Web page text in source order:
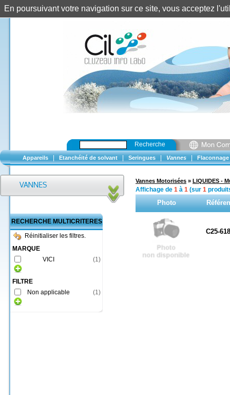
Recherche
Appareils Etanchéité de solvant Seringues Vannes Flaconnage
RECHERCHE MULTICRITERES
Réinitialiser les filtres.
MARQUE
VICI
(1)
FILTRE
Non applicable
(1)
Vannes Motorisées » LIQUIDES -
Affichage de 1 à 1 (sur 1
Photo
C25-
En poursuivant votre navigation sur ce site, vous acceptez